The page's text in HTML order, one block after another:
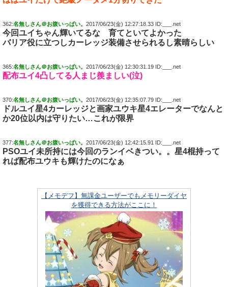
362:名無しさん＠お腹いっぱい。 2017/06/23(金) 12:27:18.33 ID:___.net
今回ユイちゃん輝いてるな 育てといてよかった
バリア役に立つしカーレッジ装備させられるし素晴らしい
365:名無しさん＠お腹いっぱい。 2017/06/23(金) 12:30:31.19 ID:___.net
配布ユイ4凸してる人まじ羨ましい(泣)
370:名無しさん＠お腹いっぱい。 2017/06/23(金) 12:35:07.79 ID:___.net
ドルユイ星4カーレッジと画家ユウキ星4エレーターでなんと
か20位以内は守りたい…これが限界
377:名無しさん＠お腹いっぱい。 2017/06/23(金) 12:42:15.91 ID:___.net
PSOユイ未所持には今回のランイベきつい。。星4棍持って
れば配布ユウキも輝けたのになぁ
【メモデフ】無課金ユーザーでもメモリーダイヤ
を獲得できる方法がここに！